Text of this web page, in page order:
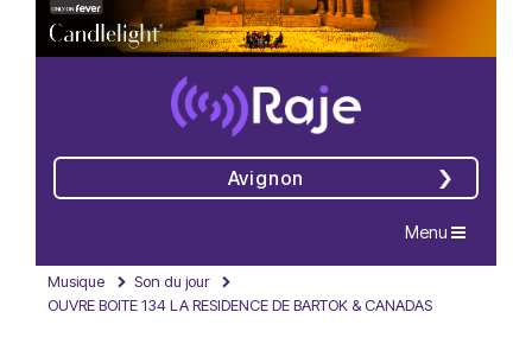
Avignon
Navigation
Menu
Musique
Son du jour
OUVRE BOITE 134 LA RESIDENCE DE BARTOK & CANADAS